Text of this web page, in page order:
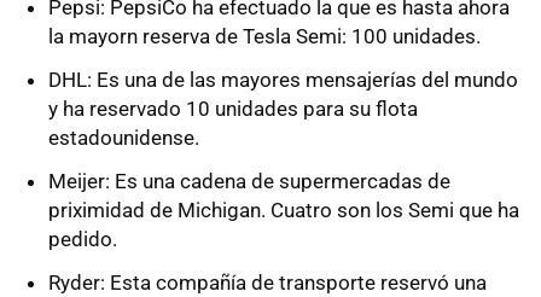
Pepsi: PepsiCo ha efectuado la que es hasta ahora
la mayorn reserva de Tesla Semi: 100 unidades.
DHL: Es una de las mayores mensajerías del mundo
y ha reservado 10 unidades para su flota
estadounidense.
Meijer: Es una cadena de supermercadas de
priximidad de Michigan. Cuatro son los Semi que ha
pedido.
Ryder: Esta compañía de transporte reservó una